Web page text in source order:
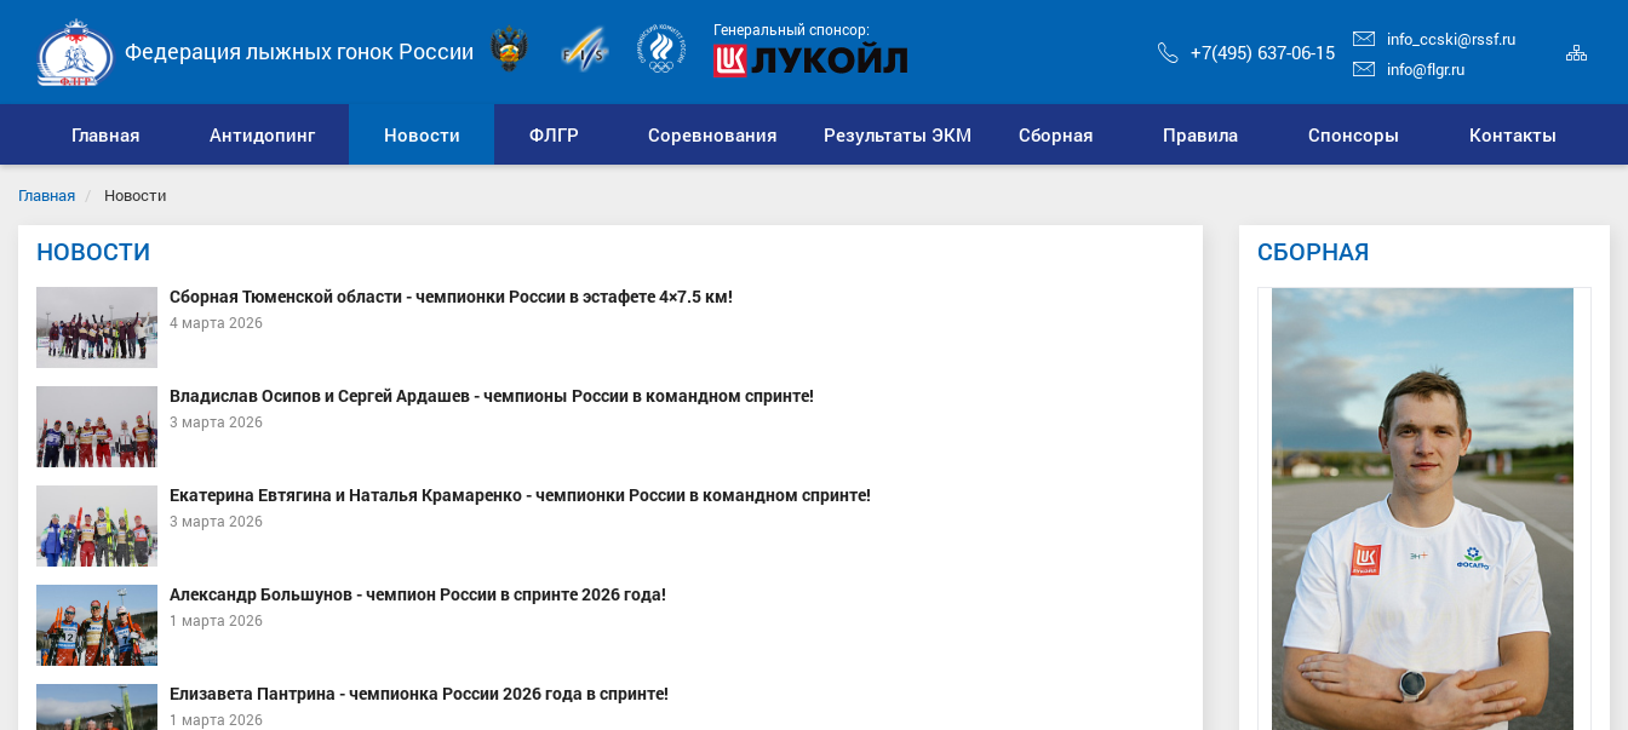
Генеральный спонсор:
Федерация лыжных гонок России +7(495) 637-06-15
info_ccski@rssf.ru
info@flgr.ru
Главная Антидопинг Новости ФЛГР Соревнования Результаты ЭКМ Сборная Правила Спонсоры Контакты
Главная Новости
НОВОСТИ
Сборная Тюменской области - чемпионки России в эстафете 4×7.5 км!
4 марта 2026
Владислав Осипов и Сергей Ардашев - чемпионы России в командном спринте!
3 марта 2026
Екатерина Евтягина и Наталья Крамаренко - чемпионки России в командном спринте!
3 марта 2026
Александр Большунов - чемпион России в спринте 2026 года!
1 марта 2026
Елизавета Пантрина - чемпионка России 2026 года в спринте!
1 марта 2026
СБОРНАЯ